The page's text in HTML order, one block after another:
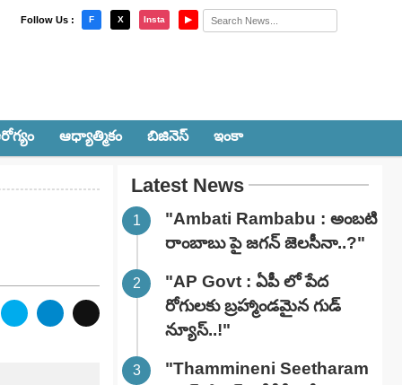
Follow Us : F X Insta ▶
ఆధ్యాత్మికం బిజినెస్ ఇంకా
Latest News
"Ambati Rambabu : అంబటి
రాంబాబు పై జగన్ జెలసీనా..?"
"AP Govt : ఏపీ లో పేద
రోగులకు బ్రహ్మాండమైన గుడ్
న్యూస్..!"
"Thammineni Seetharam